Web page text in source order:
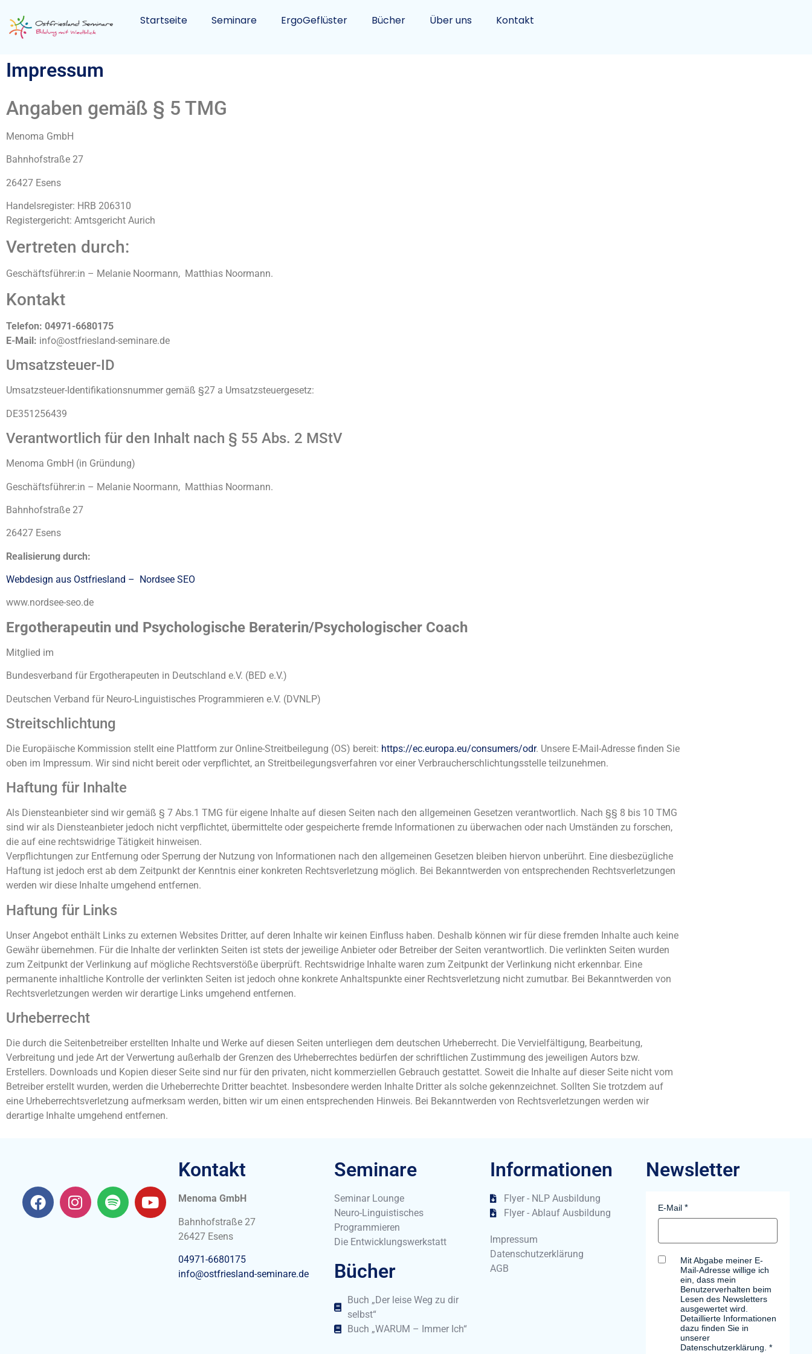
Startseite Seminare ErgoGeflüster Bücher Über uns Kontakt
Impressum
Angaben gemäß § 5 TMG
Menoma GmbH
Bahnhofstraße 27
26427 Esens
Handelsregister: HRB 206310
Registergericht: Amtsgericht Aurich
Vertreten durch:
Geschäftsführer:in – Melanie Noormann, Matthias Noormann.
Kontakt
Telefon: 04971-6680175
E-Mail: info@ostfriesland-seminare.de
Umsatzsteuer-ID
Umsatzsteuer-Identifikationsnummer gemäß §27 a Umsatzsteuergesetz:
DE351256439
Verantwortlich für den Inhalt nach § 55 Abs. 2 MStV
Menoma GmbH (in Gründung)
Geschäftsführer:in – Melanie Noormann, Matthias Noormann.
Bahnhofstraße 27
26427 Esens
Realisierung durch:
Webdesign aus Ostfriesland – Nordsee SEO
www.nordsee-seo.de
Ergotherapeutin und Psychologische Beraterin/Psychologischer Coach
Mitglied im
Bundesverband für Ergotherapeuten in Deutschland e.V. (BED e.V.)
Deutschen Verband für Neuro-Linguistisches Programmieren e.V. (DVNLP)
Streitschlichtung
Die Europäische Kommission stellt eine Plattform zur Online-Streitbeilegung (OS) bereit: https://ec.europa.eu/consumers/odr. Unsere E-Mail-Adresse finden Sie
oben im Impressum. Wir sind nicht bereit oder verpflichtet, an Streitbeilegungsverfahren vor einer Verbraucherschlichtungsstelle teilzunehmen.
Haftung für Inhalte
Als Diensteanbieter sind wir gemäß § 7 Abs.1 TMG für eigene Inhalte auf diesen Seiten nach den allgemeinen Gesetzen verantwortlich. Nach §§ 8 bis 10 TMG
sind wir als Diensteanbieter jedoch nicht verpflichtet, übermittelte oder gespeicherte fremde Informationen zu überwachen oder nach Umständen zu forschen,
die auf eine rechtswidrige Tätigkeit hinweisen.
Verpflichtungen zur Entfernung oder Sperrung der Nutzung von Informationen nach den allgemeinen Gesetzen bleiben hiervon unberührt. Eine diesbezügliche
Haftung ist jedoch erst ab dem Zeitpunkt der Kenntnis einer konkreten Rechtsverletzung möglich. Bei Bekanntwerden von entsprechenden Rechtsverletzungen
werden wir diese Inhalte umgehend entfernen.
Haftung für Links
Unser Angebot enthält Links zu externen Websites Dritter, auf deren Inhalte wir keinen Einfluss haben. Deshalb können wir für diese fremden Inhalte auch keine
Gewähr übernehmen. Für die Inhalte der verlinkten Seiten ist stets der jeweilige Anbieter oder Betreiber der Seiten verantwortlich. Die verlinkten Seiten wurden
zum Zeitpunkt der Verlinkung auf mögliche Rechtsverstöße überprüft. Rechtswidrige Inhalte waren zum Zeitpunkt der Verlinkung nicht erkennbar. Eine
permanente inhaltliche Kontrolle der verlinkten Seiten ist jedoch ohne konkrete Anhaltspunkte einer Rechtsverletzung nicht zumutbar. Bei Bekanntwerden von
Rechtsverletzungen werden wir derartige Links umgehend entfernen.
Urheberrecht
Die durch die Seitenbetreiber erstellten Inhalte und Werke auf diesen Seiten unterliegen dem deutschen Urheberrecht. Die Vervielfältigung, Bearbeitung,
Verbreitung und jede Art der Verwertung außerhalb der Grenzen des Urheberrechtes bedürfen der schriftlichen Zustimmung des jeweiligen Autors bzw.
Erstellers. Downloads und Kopien dieser Seite sind nur für den privaten, nicht kommerziellen Gebrauch gestattet. Soweit die Inhalte auf dieser Seite nicht vom
Betreiber erstellt wurden, werden die Urheberrechte Dritter beachtet. Insbesondere werden Inhalte Dritter als solche gekennzeichnet. Sollten Sie trotzdem auf
eine Urheberrechtsverletzung aufmerksam werden, bitten wir um einen entsprechenden Hinweis. Bei Bekanntwerden von Rechtsverletzungen werden wir
derartige Inhalte umgehend entfernen.
Kontakt
Menoma GmbH
Bahnhofstraße 27
26427 Esens
04971-6680175
info@ostfriesland-seminare.de
Seminare
Seminar Lounge
Neuro-Linguistisches
Programmieren
Die Entwicklungswerkstatt
Bücher
Buch „Der leise Weg zu dir
selbst“
Buch „WARUM – Immer Ich“
Informationen
Flyer - NLP Ausbildung
Flyer - Ablauf Ausbildung
Impressum
Datenschutzerklärung
AGB
Newsletter
E-Mail
Mit Abgabe meiner E-
Mail-Adresse willige ich
ein, dass mein
Benutzerverhalten beim
Lesen des Newsletters
ausgewertet wird.
Detaillierte Informationen
dazu finden Sie in
unserer
Datenschutzerklärung.